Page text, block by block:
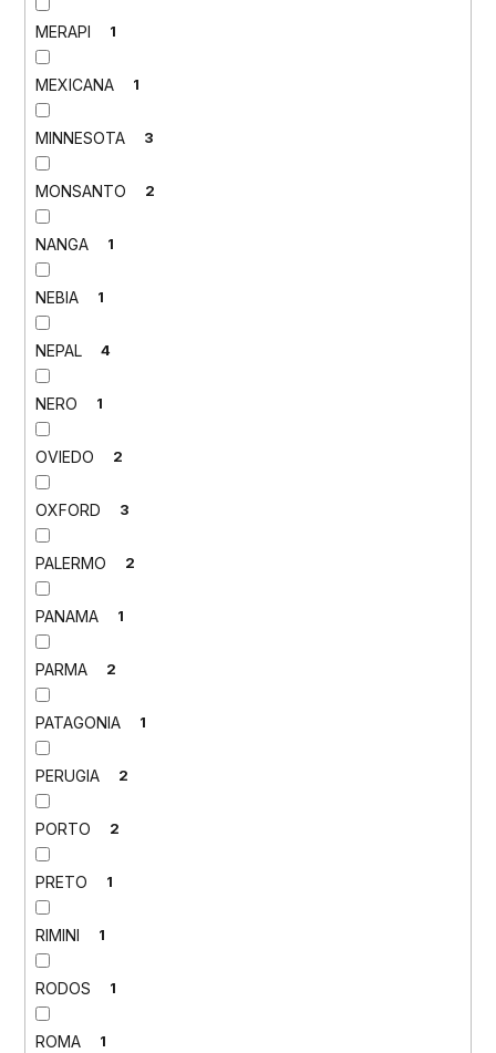
MERAPI 1
MEXICANA 1
MINNESOTA 3
MONSANTO 2
NANGA 1
NEBIA 1
NEPAL 4
NERO 1
OVIEDO 2
OXFORD 3
PALERMO 2
PANAMA 1
PARMA 2
PATAGONIA 1
PERUGIA 2
PORTO 2
PRETO 1
RIMINI 1
RODOS 1
ROMA 1